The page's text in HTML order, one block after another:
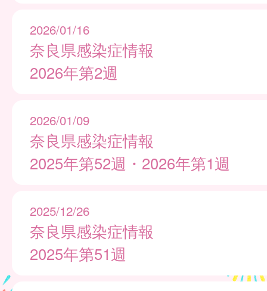
2026/01/16
奈良県感染症情報
2026年第2週
2026/01/09
奈良県感染症情報
2025年第52週・2026年第1週
2025/12/26
奈良県感染症情報
2025年第51週